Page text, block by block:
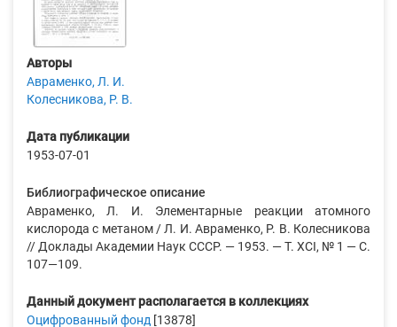
Авторы
Авраменко, Л. И.
Колесникова, Р. В.
Дата публикации
1953-07-01
Библиографическое описание
Авраменко, Л. И. Элементарные реакции атомного
кислорода с метаном / Л. И. Авраменко, Р. В. Колесникова
// Доклады Академии Наук СССР. — 1953. — Т. XCI, № 1 — С.
107—109.
Данный документ располагается в коллекциях
Оцифрованный фонд [13878]